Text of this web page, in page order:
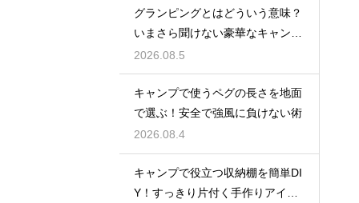
グランピングとはどういう意味？
いまさら聞けない豪華なキャンプ
術
2026.08.5
キャンプで使うペグの長さを地面
で選ぶ！安全で強風に負けない術
2026.08.4
キャンプで役立つ収納棚を簡単DI
Y！すっきり片付く手作りアイデ